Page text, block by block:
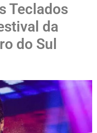
Teclados
da
do Sul